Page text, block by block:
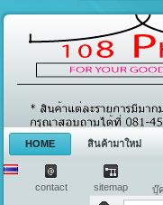
HOME สินค้ามาใหม่
contact sitemap บุ๊